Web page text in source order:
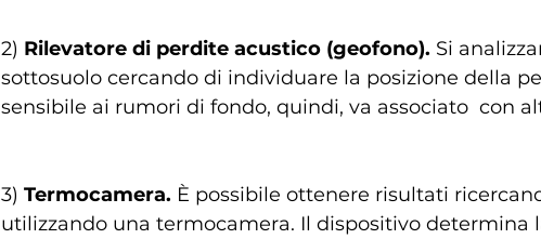
2) Rilevatore di perdite acustico (geofono). Si
sottosuolo cercando di individuare la posizione della
sensibile ai rumori di fondo, quindi, va associato  con
3) Termocamera. È possibile ottenere risultati
utilizzando una termocamera. Il dispositivo determina